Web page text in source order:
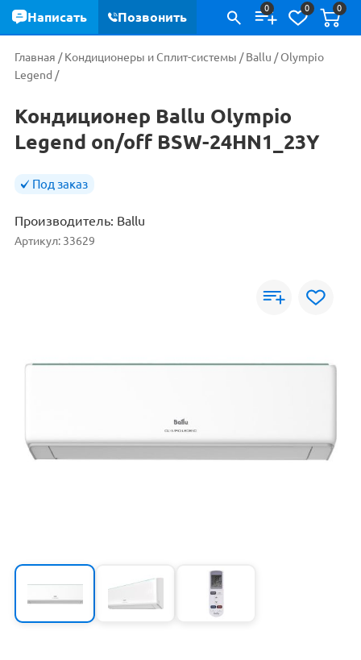
0 0 0
Главная /Кондиционеры и Сплит-системы /Ballu /Olympio
Legend /
Кондиционер Ballu Olympio
Legend on/off BSW-24HN1_23Y
Под заказ
Производитель: Ballu
Артикул: 33629
Написать Позвонить